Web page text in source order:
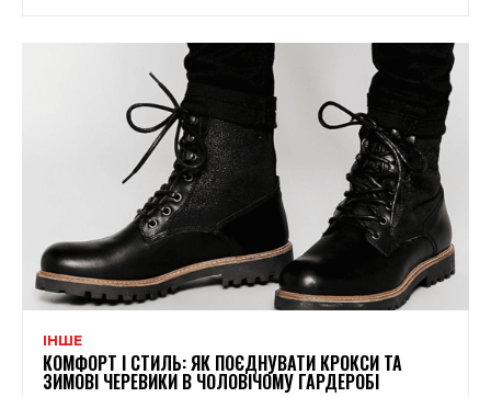
ІНШЕ
КОМФОРТ І СТИЛЬ: ЯК ПОЄДНУВАТИ КРОКСИ ТА
ЗИМОВІ ЧЕРЕВИКИ В ЧОЛОВІЧОМУ ГАРДЕРОБІ